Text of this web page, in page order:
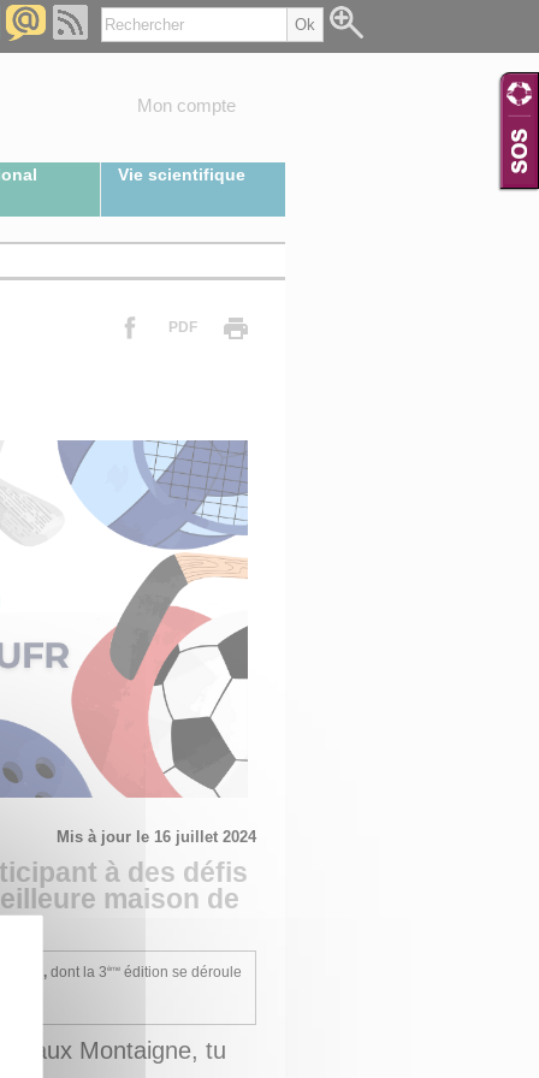
Mon compte
Vie scientifique
PDF
Mis à jour le 16 juillet 2024
à des défis
maison de
,dont la 3èmeédition se déroule
Montaigne, tu